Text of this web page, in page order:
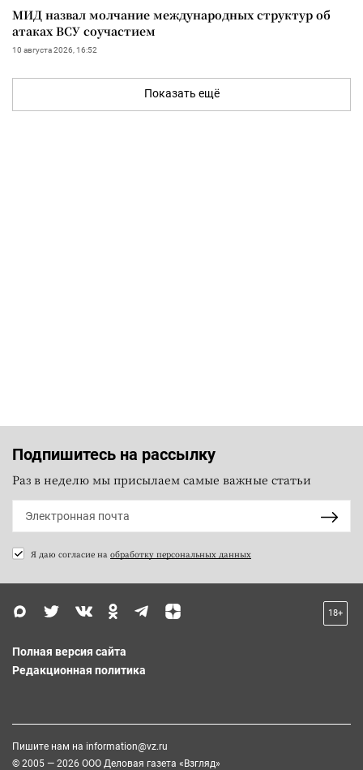
МИД назвал молчание международных структур об
атаках ВСУ соучастием
10 августа 2026, 16:52
Показать ещё
Подпишитесь на рассылку
Раз в неделю мы присылаем самые важные статьи
Я даю согласие на обработку персональных данных
18+
Полная версия сайта
Редакционная политика
Пишите нам на information@vz.ru
© 2005 — 2026 ООО Деловая газета «Взгляд»